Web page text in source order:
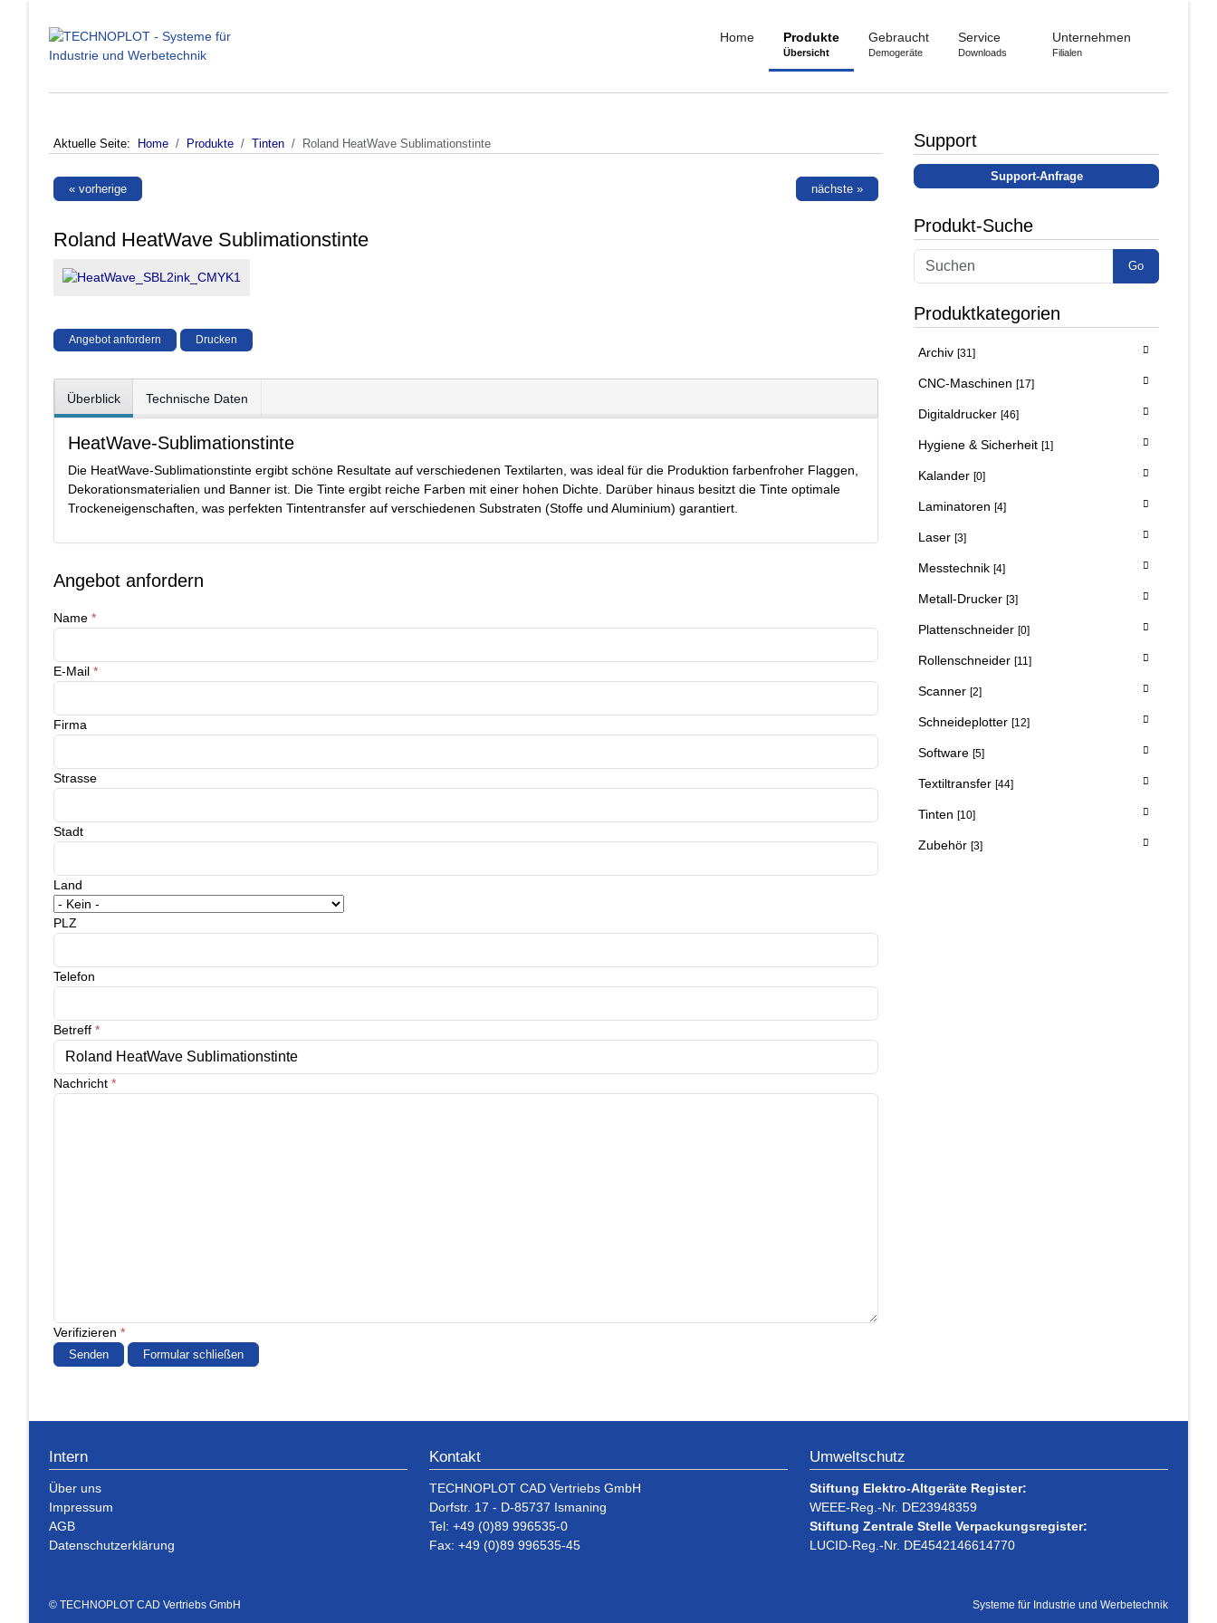
Home Produkte
Übersicht
Gebraucht
Demogeräte
Service
Downloads
Unternehmen
Filialen
Aktuelle Seite: Home Produkte Tinten Roland HeatWave Sublimationstinte
« vorherige nächste »
Roland HeatWave Sublimationstinte
Angebot anfordern Drucken
Überblick Technische Daten
HeatWave-Sublimationstinte
Die HeatWave-Sublimationstinte ergibt schöne Resultate auf verschiedenen Textilarten, was ideal für die Produktion farbenfroher Flaggen,
Dekorationsmaterialien und Banner ist. Die Tinte ergibt reiche Farben mit einer hohen Dichte. Darüber hinaus besitzt die Tinte optimale
Trockeneigenschaften, was perfekten Tintentransfer auf verschiedenen Substraten (Stoffe und Aluminium) garantiert.
Angebot anfordern
Name *
E-Mail *
Firma
Strasse
Stadt
Land
PLZ
Telefon
Betreff *
Nachricht *
Verifizieren *
Senden Formular schließen
Support
Support-Anfrage
Produkt-Suche
Go
Produktkategorien
Archiv [31]
CNC-Maschinen [17]
Digitaldrucker [46]
Hygiene & Sicherheit [1]
Kalander [0]
Laminatoren [4]
Laser [3]
Messtechnik [4]
Metall-Drucker [3]
Plattenschneider [0]
Rollenschneider [11]
Scanner [2]
Schneideplotter [12]
Software [5]
Textiltransfer [44]
Tinten [10]
Zubehör [3]
Intern
Über uns
Impressum
AGB
Datenschutzerklärung
Kontakt
TECHNOPLOT CAD Vertriebs GmbH
Dorfstr. 17 - D-85737 Ismaning
Tel: +49 (0)89 996535-0
Fax: +49 (0)89 996535-45
Umweltschutz
Stiftung Elektro-Altgeräte Register:
WEEE-Reg.-Nr. DE23948359
Stiftung Zentrale Stelle Verpackungsregister:
LUCID-Reg.-Nr. DE4542146614770
© TECHNOPLOT CAD Vertriebs GmbH Systeme für Industrie und Werbetechnik